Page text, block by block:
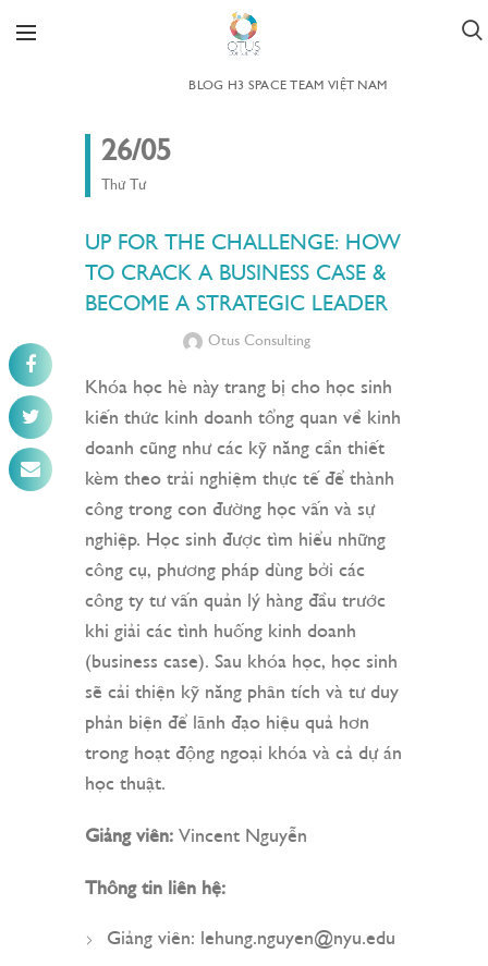
BLOG H3 SPACE TEAM VIỆT NAM
26/05
Thứ Tư
UP FOR THE CHALLENGE: HOW
TO CRACK A BUSINESS CASE &
BECOME A STRATEGIC LEADER
Otus Consulting
Khóa học hè này trang bị cho học sinh
kiến thức kinh doanh tổng quan về kinh
doanh cũng như các kỹ năng cần thiết
kèm theo trải nghiệm thực tế để thành
công trong con đường học vấn và sự
nghiệp. Học sinh được tìm hiểu những
công cụ, phương pháp dùng bởi các
công ty tư vấn quản lý hàng đầu trước
khi giải các tình huống kinh doanh
(business case). Sau khóa học, học sinh
sẽ cải thiện kỹ năng phân tích và tư duy
phản biện để lãnh đạo hiệu quả hơn
trong hoạt động ngoại khóa và cả dự án
học thuật.
Giảng viên: Vincent Nguyễn
Thông tin liên hệ:
Giảng viên: lehung.nguyen@nyu.edu